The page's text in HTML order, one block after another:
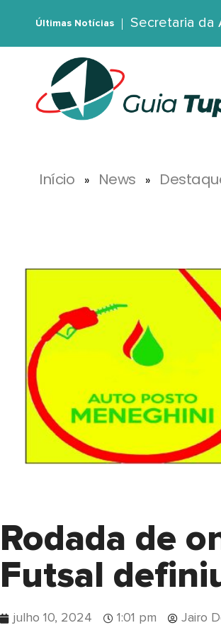
Últimas Notícias Secretaria da
Início » News »
Rodada de
Futsal
julho 10, 2024 1:01 pm Jairo